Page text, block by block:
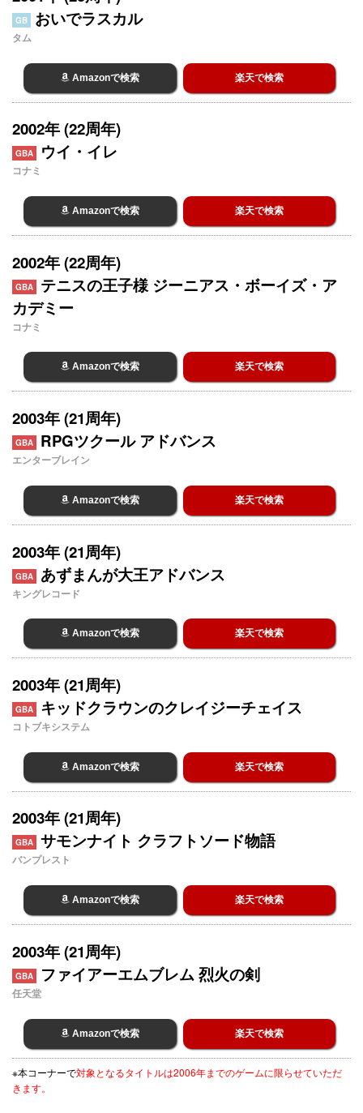
GB おいでラスカル
タム
Amazonで検索 楽天で検索
2002年 (22周年)
GBA ウイ・イレ
コナミ
Amazonで検索 楽天で検索
2002年 (22周年)
GBA
テニスの王子様 ジーニアス・ボーイズ・ア
カデミー
コナミ
Amazonで検索 楽天で検索
2003年 (21周年)
GBA RPGツクール アドバンス
エンターブレイン
Amazonで検索 楽天で検索
2003年 (21周年)
GBA あずまんが大王アドバンス
キングレコード
Amazonで検索 楽天で検索
2003年 (21周年)
GBA キッドクラウンのクレイジーチェイス
コトブキシステム
Amazonで検索 楽天で検索
2003年 (21周年)
GBA サモンナイト クラフトソード物語
バンプレスト
Amazonで検索 楽天で検索
2003年 (21周年)
GBA ファイアーエムブレム 烈火の剣
任天堂
Amazonで検索 楽天で検索
※本コーナーで対象となるタイトルは2006年までのゲームに限らせていただ
きます。